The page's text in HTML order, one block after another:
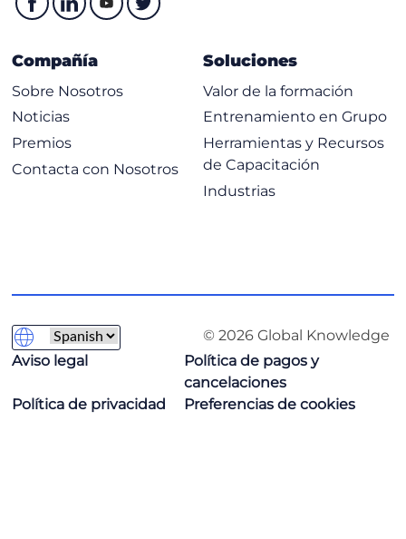
Compañía
Sobre Nosotros
Noticias
Premios
Contacta con Nosotros
Soluciones
Valor de la formación
Entrenamiento en Grupo
Herramientas y Recursos
de Capacitación
Industrias
© 2026 Global Knowledge
Aviso legal
Política de pagos y
cancelaciones
Política de privacidad
Preferencias de cookies